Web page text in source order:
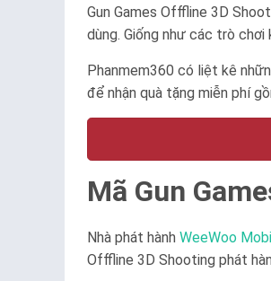
Gun Games Offfline 3D
dùng. Giống như các trò
Phanmem360 có liệt kê
để nhận quà tặng miễn phí
Mã Gun
Nhà phát hành WeeWoo
Offfline 3D Shooting phát